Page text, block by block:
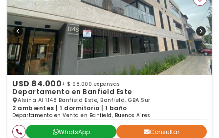
USD 84.000+ $ 98.000 expensas
Departamento en Banfield Este
Alsina Al 1148 Banfield Este, Banfield, GBA Sur
2 ambientes | 1 dormitorio | 1 baño
Departamento en Venta en Banfield, Buenos Aires
WhatsApp Consultar